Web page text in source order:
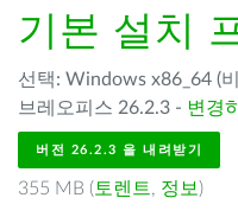
기본 설치
선택: Windows x86_64 (
브레오피스 26.2.3 - 변경
버전 26.2.3 을 내려받기
355 MB ( 토렌트, 정보 )